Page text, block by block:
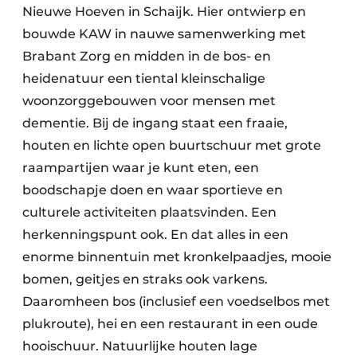
Nieuwe Hoeven in Schaijk. Hier ontwierp en
bouwde KAW in nauwe samenwerking met
Brabant Zorg en midden in de bos- en
heidenatuur een tiental kleinschalige
woonzorggebouwen voor mensen met
dementie. Bij de ingang staat een fraaie,
houten en lichte open buurtschuur met grote
raampartijen waar je kunt eten, een
boodschapje doen en waar sportieve en
culturele activiteiten plaatsvinden. Een
herkenningspunt ook. En dat alles in een
enorme binnentuin met kronkelpaadjes, mooie
bomen, geitjes en straks ook varkens.
Daaromheen bos (inclusief een voedselbos met
plukroute), hei en een restaurant in een oude
hooischuur. Natuurlijke houten lage